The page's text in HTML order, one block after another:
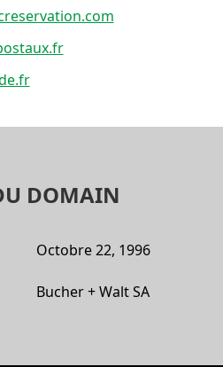
DOMAIN
Octobre 22, 1996
Bucher + Walt SA